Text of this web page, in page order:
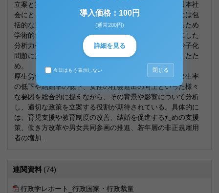
立案と実施の能力を身につけるためである。少子化は日本社
会にとって深刻な課題であり、そのような問題の解決には包
括的なアプローチが求められる。加えて、法文系であるため
学術的背景を活かすことで、法律や社会学の知識を基にした
分析力や政策提案のスキルを総合職としてより磨き、少子化
問題に対する理解と対策の実施に貢献していけると考えたた
め。
厚生労働省によると総合職では、少子化の原因である出生率
の低下や結婚率の低下、女性の社会進出の向上といった様々
な要因を総合的に捉えながら、その背景や影響について分析
し、適切な政策を立案する役割が期待されている。具体的に
は、育児支援や教育制度の改善、結婚を促進するための支援
策、働き方改革や男女共同参画の推進、若年層の非正規雇用
者の増加...
連関資料 (74)
行政学レポート_行政国家・行政裁量
導入価格：100円
(通常200円)
詳細を見る
今日はもう表示しない 閉じる